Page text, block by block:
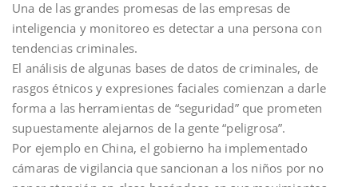
Una de las grandes promesas de las empresas de
inteligencia y monitoreo es detectar a una persona con
tendencias criminales.
El análisis de algunas bases de datos de criminales, de
rasgos étnicos y expresiones faciales comienzan a darle
forma a las herramientas de “seguridad” que prometen
supuestamente alejarnos de la gente “peligrosa”.
Por ejemplo en China, el gobierno ha implementado
cámaras de vigilancia que sancionan a los niños por no